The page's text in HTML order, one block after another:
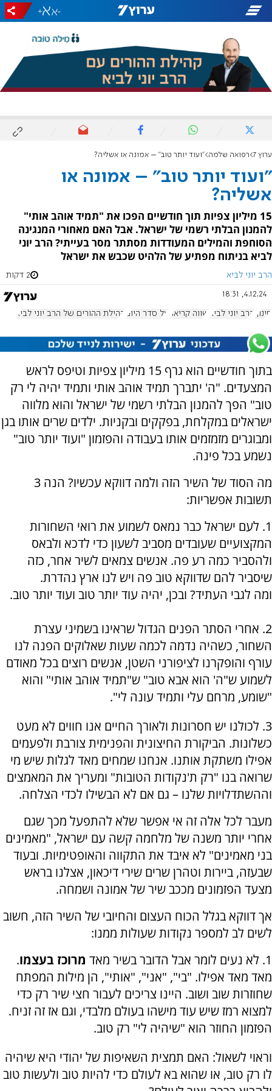
-
+
ערוץ 7 רפואה שלמה "ועוד יותר טוב" – אמונה או אשליה?
"ועוד יותר טוב" – אמונה או
אשליה?
15 מיליון צפיות תוך חודשיים הפכו את "תמיד אוהב אותי"
להמנון הבלתי רשמי של ישראל. אבל האם מאחורי המנגינה
הסוחפת והמילים המעודדות מסתתר מסר בעייתי? הרב יוני
לביא בניתוח מפתיע של הלהיט שכבש את ישראל
הרב יוני לביא 2 דקות
4.12.24, 18:31
חינוך הרב יוני לביא שווה קריאה על סדר היום קהילת ההורים של הרב יוני לביא
בתוך חודשיים הוא גרף 15 מיליון צפיות וטיפס לראש
המצעדים. "ה' יתברך תמיד אוהב אותי ותמיד יהיה לי רק
טוב" הפך להמנון הבלתי רשמי של ישראל והוא מלווה
ישראלים במקלחת, בפקקים ובקניות. ילדים שרים אותו בגן
ומבוגרים מזמזמים אותו בעבודה והפזמון "ועוד יותר טוב"
נשמע בכל פינה.
מה הסוד של השיר הזה ולמה דווקא עכשיו? הנה 3
תשובות אפשריות:
1. לעם ישראל כבר נמאס לשמוע את רואי השחורות
המקצועיים שעובדים מסביב לשעון כדי לדכא ולבאס
ולהסביר כמה רע פה. אנשים צמאים לשיר אחר, כזה
שיסביר להם שדווקא טוב פה ויש לנו ארץ נהדרת.
ומה לגבי העתיד? ובכן, יהיה עוד יותר טוב ועוד יותר טוב.
2. אחרי הסתר הפנים הגדול שראינו בשמיני עצרת
השחור, כשהיה נדמה לכמה שעות שאלוקים הפנה לנו
עורף והופקרנו לציפורני השטן, אנשים רוצים בכל מאודם
לשמוע ש"ה' הוא אבא טוב" ש"תמיד אוהב אותי" והוא
"שומע, מרחם עלי ותמיד עונה לי".
3. לכולנו יש חסרונות ולאורך החיים אנו חווים לא מעט
כשלונות. הביקורת החיצונית והפנימית צורבת ולפעמים
אפילו משתקת אותנו. אנחנו שמחים מאד לגלות שיש מי
שרואה בנו "רק ת'נקודות הטובות" ומעריך את המאמצים
וההשתדלויות שלנו – גם אם לא הבשילו לכדי הצלחה.
מעבר לכל אלה זה אי אפשר שלא להתפעל מכך שגם
אחרי יותר משנה של מלחמה קשה עם ישראל, "מאמינים
בני מאמינים" לא איבד את התקווה והאופטימיות. ובעוד
שבעזה, ביירות וטהרן שרים שירי דיכאון, אצלנו בראש
מצעד הפזמונים מככב שיר של אמונה ושמחה.
אך דווקא בגלל הכוח העצום והחיובי של השיר הזה, חשוב
לשים לב למספר נקודות שעולות ממנו:
1. לא נעים לומר אבל הדובר בשיר מאד
מרוכז בעצמו.
מאד מאד אפילו. "בי", "אני", "אותי", הן מילות המפתח
שחוזרות שוב ושוב. היינו צריכים לעבור חצי שיר רק כדי
למצוא רמז שיש עוד מישהו בעולם מלבדי, וגם אז זה זניח.
הפזמון החוזר הוא "שיהיה לי" רק טוב.
וראוי לשאול: האם תמצית השאיפות של יהודי היא שיהיה
לו רק טוב, או שהוא בא לעולם כדי להיות טוב ולעשות טוב